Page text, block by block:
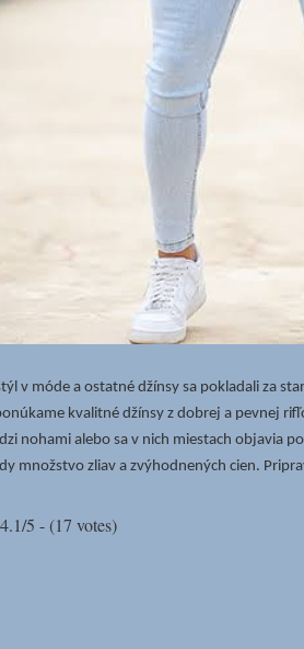
v móde a ostatné džínsy sa pokladali za
kvalitné džínsy z dobrej a pevnej
nohami alebo sa v nich miestach objavia
množstvo zliav a zvýhodnených cien.
4.1/5 - (17 votes)